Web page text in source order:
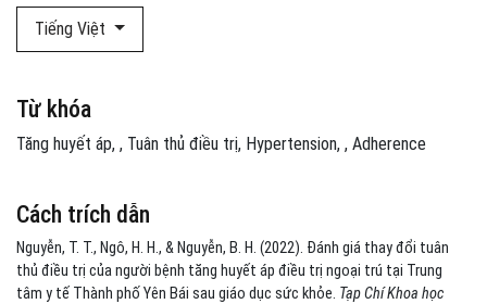
Tiếng Việt
Cách trích dẫn
Nguyễn, T. T., Ngô, H. H., & Nguyễn, B. H. (2022). Đánh giá thay đổi tuân
thủ điều trị của người bệnh tăng huyết áp điều trị ngoại trú tại Trung
tâm y tế Thành phố Yên Bái sau giáo dục sức khỏe. Tạp Chí Khoa học
Từ khóa
Tăng huyết áp , Tuân thủ điều trị Hypertension , Adherence